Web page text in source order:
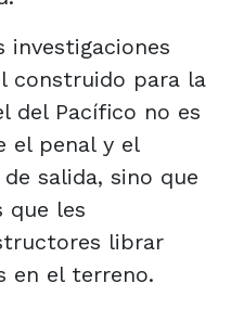
investigaciones
construido para la
del Pacífico no es
el penal y el
salida, sino que
que les
librar
en el terreno.